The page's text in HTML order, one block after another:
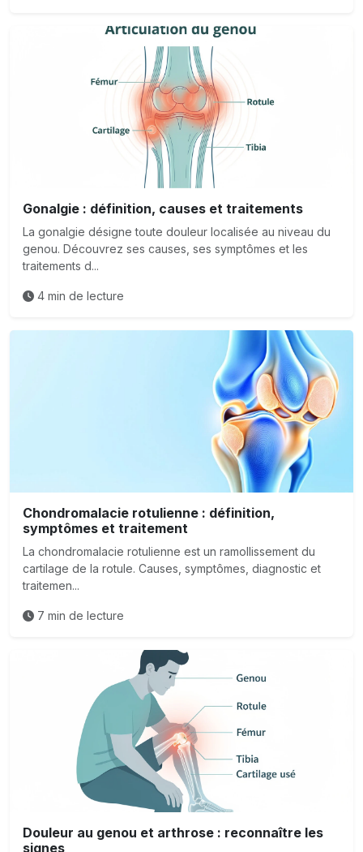
Gonalgie : définition, causes et traitements
La gonalgie désigne toute douleur localisée au niveau du
genou. Découvrez ses causes, ses symptômes et les
traitements d...
4 min de lecture
Chondromalacie rotulienne : définition,
symptômes et traitement
La chondromalacie rotulienne est un ramollissement du
cartilage de la rotule. Causes, symptômes, diagnostic et
traitemen...
7 min de lecture
Douleur au genou et arthrose : reconnaître les
signes